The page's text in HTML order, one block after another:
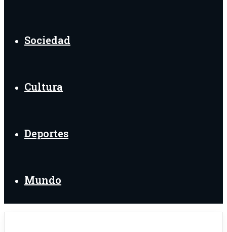
Sociedad
Cultura
Deportes
Mundo